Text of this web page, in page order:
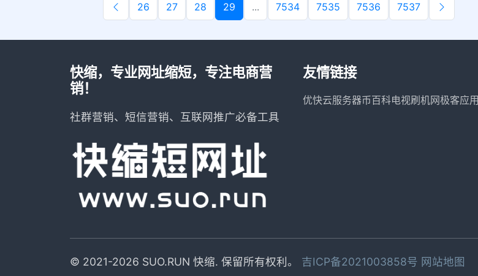
26 27 28 29 ... 7534 7535 7536 7537
快缩，专业网址缩短，专注电商营
销！
社群营销、短信营销、互联网推广必备工具
友情链接
优快云服务器币百科电视刷机网极客应用
© 2021-2026 SUO.RUN 快缩. 保留所有权利。 吉ICP备2021003858号 网站地图